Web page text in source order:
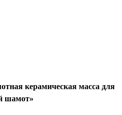
керамическая масса для
шамот»